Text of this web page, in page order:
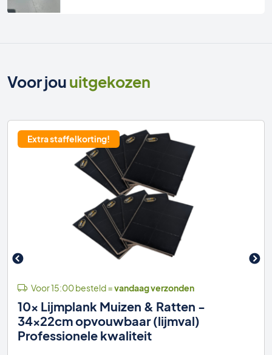
Voor jouuitgekozen
Extra staffelkorting!
Voor 15:00 besteld =vandaag verzonden
10x Lijmplank Muizen & Ratten -
34x22cm opvouwbaar (lijmval)
Professionele kwaliteit